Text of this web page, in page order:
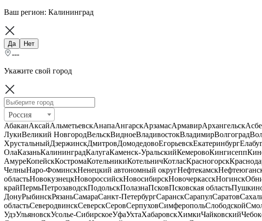
Ваш регион: Калининград
Да Нет
---
Укажите свой город
Россия
АбаканАксайАльметьевскАнапаАнгарскАрзамасАрмавирАрхангельск
ЛукиВеликий НовгородВельскВидноеВладивостокВладимирВолгоград
ХрустальныйДзержинскДмитровДомодедовоЕгорьевскЕкатеринбург
ОлаКазаньКалининградКалугаКаменск-УральскийКемеровоКингисепп
АмуреКопейскКостромаКотельникиКотельничКотласКрасногорск
ЧелныНаро-ФоминскНенецкий автономный округНефтекамск
областьНовокузнецкНовороссийскНовосибирскНовочеркасскНогинск
крайПермьПетрозаводскПодольскПолазнаПсковПсковская область
ДонуРыбинскРязаньСамараСанкт-ПетербургСаранскСарапулСаратов
областьСеверодвинскСеверскСеровСерпуховСимферопольСлободской
УдэУльяновскУсолье-СибирскоеУфаУхтаХабаровскХимкиЧайковский